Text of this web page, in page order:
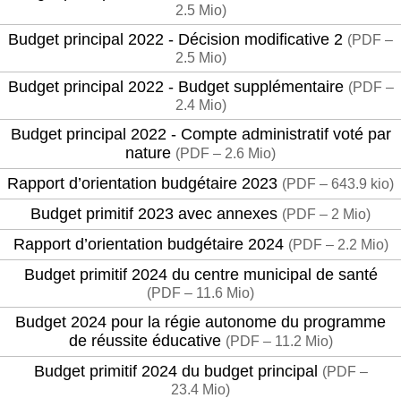
2.5 Mio)
Budget principal 2022 - Décision modificative 2 (PDF –
2.5 Mio)
Budget principal 2022 - Budget supplémentaire (PDF –
2.4 Mio)
Budget principal 2022 - Compte administratif voté par
nature (PDF – 2.6 Mio)
Rapport d’orientation budgétaire 2023 (PDF – 643.9 kio)
Budget primitif 2023 avec annexes (PDF – 2 Mio)
Rapport d’orientation budgétaire 2024 (PDF – 2.2 Mio)
Budget primitif 2024 du centre municipal de santé
(PDF – 11.6 Mio)
Budget 2024 pour la régie autonome du programme
de réussite éducative (PDF – 11.2 Mio)
Budget primitif 2024 du budget principal (PDF –
23.4 Mio)